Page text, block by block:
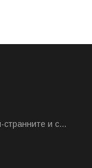
странните и с...